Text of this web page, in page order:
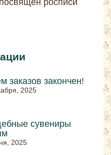
заказов закончен!
2025
сувениры
2025